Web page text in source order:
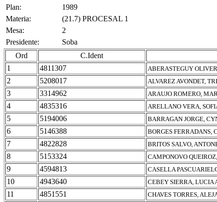
Plan:
1989
Materia:
(21.7) PROCESAL 1
Mesa:
2
Presidente:
Soba
Ord
C.Ident
1
4811307 ABERASTEGUY
2 5208017 ALVAREZ AVONDET,
3 3314962 ARAUJO ROMERO,
4 4835316 ARELLANO VERA,
5 5194006 BARRAGAN JORGE,
6 5146388 BORGES FERRADANS,
7 4822828 BRITOS SALVO,
8 5153324 CAMPONOVO
9 4594813 CASELLA
10 4943640 CEBEY SIERRA, LUCIA
11 4851551 CHAVES TORRES,